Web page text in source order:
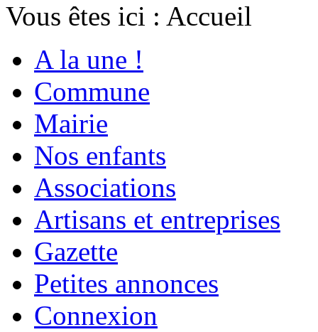
Vous êtes ici : Accueil
A la une !
Commune
Mairie
Nos enfants
Associations
Artisans et entreprises
Gazette
Petites annonces
Connexion